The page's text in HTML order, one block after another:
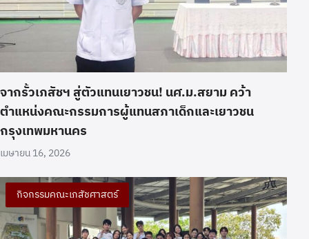
จากรั้วเภสัชฯ สู่ตัวแทนเยาวชน! นศ.ม.สยาม คว้า
ตำแหน่งคณะกรรมการผู้แทนสภาเด็กและเยาวชน
กรุงเทพมหานคร
เมษายน 16, 2026
กิจกรรมคณะเภสัชศาสตร์